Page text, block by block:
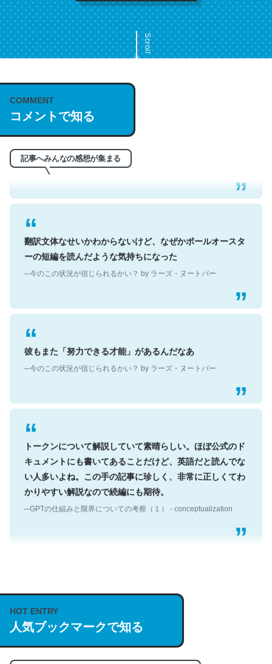
Scroll
COMMENT
コメントで知る
記事へみんなの感想が集まる
これは名文。彼はとてもクレバーなんだろうなと凄く思
う。英語少しでも読める人は原文もお勧め。自分はこの流
─今のこの状況が信じられるかい？ by ラーズ・ヌートバー
翻訳文体なせいかわからないけど、なぜかポールオースタ
ーの短編を読んだような気持ちになった
彼もまた「努力できる才能」があるんだなあ
トークンについて解説していて素晴らしい。ほぼ公式のド
キュメントにも書いてあることだけど、英語だと読んでな
い人多いよね。この手の記事に珍しく、非常に正しくてわ
かりやすい解説なので続編にも期待。
説してる記事が少ないので貴重な良記事。/続編来た
https://isobe324649.hatenablog.com/entry/2023/03/27
/064121
─GPTの仕組みと限界についての考察（１） - conceptualization
HOT ENTRY
人気ブックマークで知る